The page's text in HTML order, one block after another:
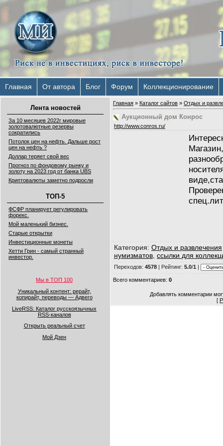
Главная От автора Блог Форум Коллекционирование
Лента новостей
За 10 месяцев 2022г мировые
золотовалютные резервы
сократились
Потолок цен на нефть. Дальше рост
цен на нефть ?
Доллар теряет свой вес
Прогноз по фондовому рынку и
золоту на 2023 год от банка UBS
Криптовалюты заметно подросли
ТОП-5
ФСФР планирует регулировать
форекс.
Мой маленький бизнес.
Старые открытки
Инвестиционные монеты
Хетти Грин - самый странный
инвестор.
Мы в ТОП 100
Уникальный контент: рерайт,
копирайт, переводы — Адвего
LiveRSS: Каталог русскоязычных
RSS-каналов
Открыть реальный счет
Мой Дзен
Главная » Каталог сайтов » Отдых и
Аукционный дом Конрос
http://www.conros.ru/
виде,
Категория: Отдых и развлечения
нумизматов ссылки для
Переходов: 4578 | Рейтинг: 5.0/1 |
Всего комментариев: 0
Добавлять комментарии
[